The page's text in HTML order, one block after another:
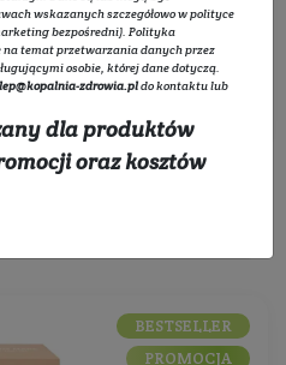
Filtruj
BESTSELLER
PROMOCJA
wskazanych szczegółowo wpolityce
bezpośredni). Polityka
na temat przetwarzania danych przez
osobie, której dane dotyczą.
zdrowia.pldo kontaktu lub
dla produktów
oraz kosztów